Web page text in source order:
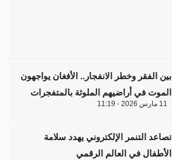
بين الفقر وخطر الانفجار.. الأفغان يواجهون
الموت في أراضيهم الملوثة بالمتفجرات
11 مارس 2026 - 11:19
تصاعد التنمر الإلكتروني يهدد سلامة
الأطفال في العالم الرقمي